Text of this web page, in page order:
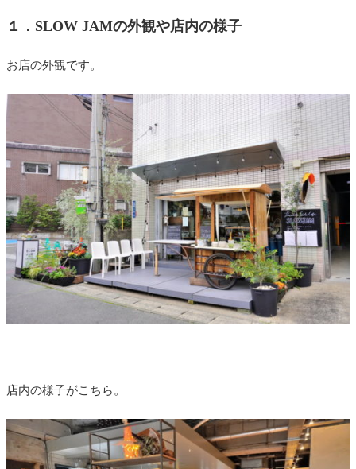
１．SLOW JAMの外観や店内の様子
お店の外観です。
店内の様子がこちら。